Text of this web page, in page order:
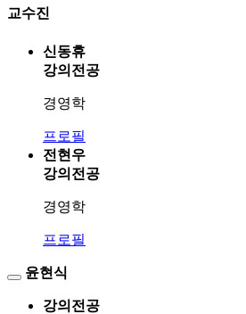
교수진
신동휴
강의전공
경영학
프로필
전현우
강의전공
경영학
프로필
윤현식
강의전공